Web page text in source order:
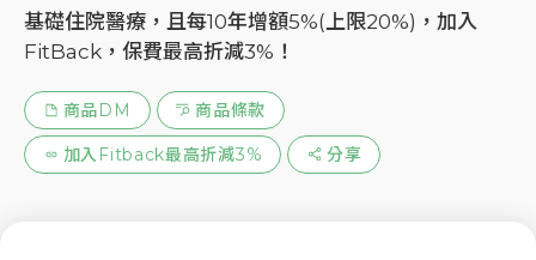
基礎住院醫療，且每10年增額5%(上限20%)，加入
FitBack，保費最高折減3%！
商品DM 商品條款
加入Fitback最高折減3% 分享